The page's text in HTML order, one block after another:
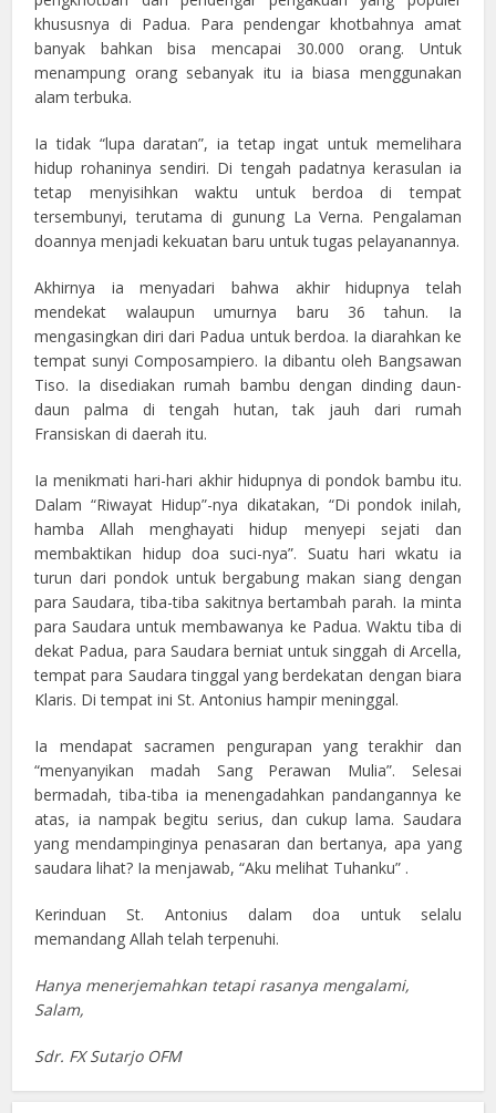
khususnya di Padua. Para pendengar khotbahnya amat
banyak bahkan bisa mencapai 30.000 orang. Untuk
menampung orang sebanyak itu ia biasa menggunakan
alam terbuka.
Ia tidak “lupa daratan”, ia tetap ingat untuk memelihara
hidup rohaninya sendiri. Di tengah padatnya kerasulan ia
tetap menyisihkan waktu untuk berdoa di tempat
tersembunyi, terutama di gunung La Verna. Pengalaman
doannya menjadi kekuatan baru untuk tugas pelayanannya.
Akhirnya ia menyadari bahwa akhir hidupnya telah
mendekat walaupun umurnya baru 36 tahun. Ia
mengasingkan diri dari Padua untuk berdoa. Ia diarahkan ke
tempat sunyi Composampiero. Ia dibantu oleh Bangsawan
Tiso. Ia disediakan rumah bambu dengan dinding daun-
daun palma di tengah hutan, tak jauh dari rumah
Fransiskan di daerah itu.
Ia menikmati hari-hari akhir hidupnya di pondok bambu itu.
Dalam “Riwayat Hidup”-nya dikatakan, “Di pondok inilah,
hamba Allah menghayati hidup menyepi sejati dan
membaktikan hidup doa suci-nya”. Suatu hari wkatu ia
turun dari pondok untuk bergabung makan siang dengan
para Saudara, tiba-tiba sakitnya bertambah parah. Ia minta
para Saudara untuk membawanya ke Padua. Waktu tiba di
dekat Padua, para Saudara berniat untuk singgah di Arcella,
tempat para Saudara tinggal yang berdekatan dengan biara
Klaris. Di tempat ini St. Antonius hampir meninggal.
Ia mendapat sacramen pengurapan yang terakhir dan
“menyanyikan madah Sang Perawan Mulia”. Selesai
bermadah, tiba-tiba ia menengadahkan pandangannya ke
atas, ia nampak begitu serius, dan cukup lama. Saudara
yang mendampinginya penasaran dan bertanya, apa yang
saudara lihat? Ia menjawab, “Aku melihat Tuhanku” .
Kerinduan St. Antonius dalam doa untuk selalu
memandang Allah telah terpenuhi.
Hanya menerjemahkan tetapi rasanya mengalami,
Salam,
Sdr. FX Sutarjo OFM